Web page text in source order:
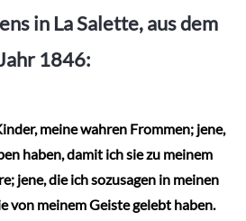
in La Salette, aus dem
1846:
meine wahren Frommen; jene,
haben, damit ich sie zu meinem
jene, die ich sozusagen in meinen
von meinem Geiste gelebt haben.